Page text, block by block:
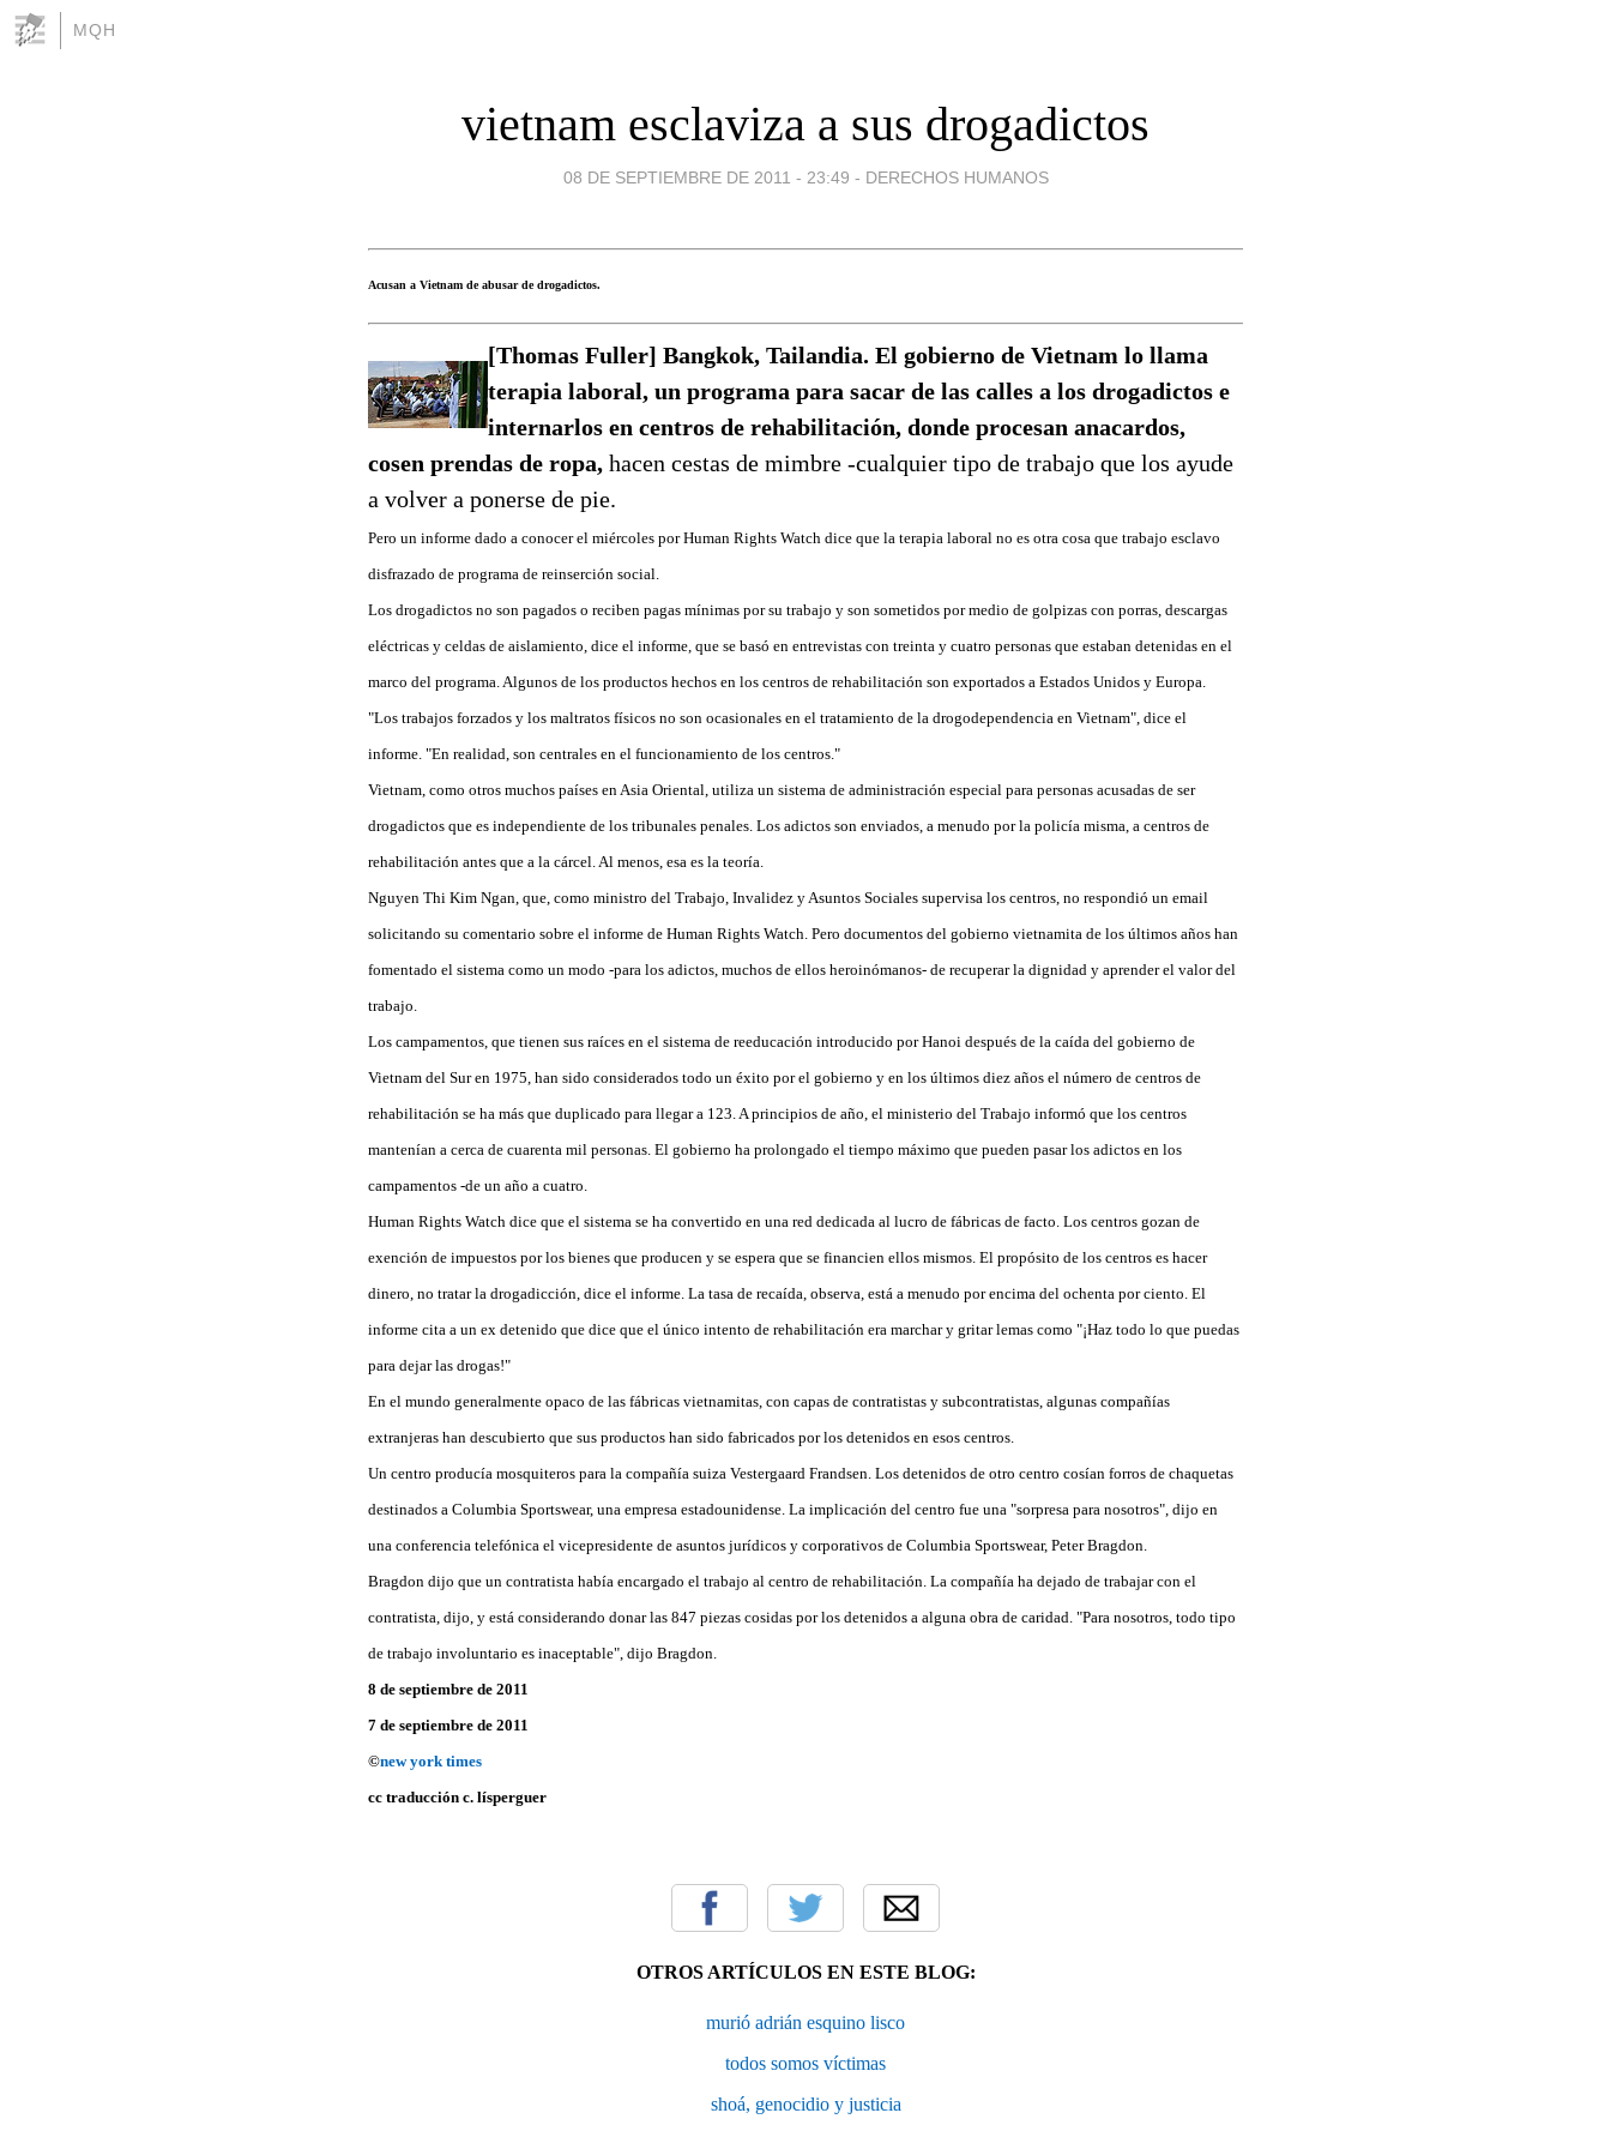
MQH
vietnam esclaviza a sus drogadictos
08 DE SEPTIEMBRE DE 2011 - 23:49 - DERECHOS HUMANOS
Acusan a Vietnam de abusar de drogadictos.
[Thomas Fuller] Bangkok, Tailandia. El gobierno de Vietnam lo llama
terapia laboral, un programa para sacar de las calles a los drogadictos e
internarlos en centros de rehabilitación, donde procesan anacardos,
cosen prendas de ropa, hacen cestas de mimbre -cualquier tipo de trabajo que los ayude
a volver a ponerse de pie.
Pero un informe dado a conocer el miércoles por Human Rights Watch dice que la terapia laboral no es otra cosa que trabajo esclavo
disfrazado de programa de reinserción social.
Los drogadictos no son pagados o reciben pagas mínimas por su trabajo y son sometidos por medio de golpizas con porras, descargas
eléctricas y celdas de aislamiento, dice el informe, que se basó en entrevistas con treinta y cuatro personas que estaban detenidas en el
marco del programa. Algunos de los productos hechos en los centros de rehabilitación son exportados a Estados Unidos y Europa.
"Los trabajos forzados y los maltratos físicos no son ocasionales en el tratamiento de la drogodependencia en Vietnam", dice el
informe. "En realidad, son centrales en el funcionamiento de los centros."
Vietnam, como otros muchos países en Asia Oriental, utiliza un sistema de administración especial para personas acusadas de ser
drogadictos que es independiente de los tribunales penales. Los adictos son enviados, a menudo por la policía misma, a centros de
rehabilitación antes que a la cárcel. Al menos, esa es la teoría.
Nguyen Thi Kim Ngan, que, como ministro del Trabajo, Invalidez y Asuntos Sociales supervisa los centros, no respondió un email
solicitando su comentario sobre el informe de Human Rights Watch. Pero documentos del gobierno vietnamita de los últimos años han
fomentado el sistema como un modo -para los adictos, muchos de ellos heroinómanos- de recuperar la dignidad y aprender el valor del
trabajo.
Los campamentos, que tienen sus raíces en el sistema de reeducación introducido por Hanoi después de la caída del gobierno de
Vietnam del Sur en 1975, han sido considerados todo un éxito por el gobierno y en los últimos diez años el número de centros de
rehabilitación se ha más que duplicado para llegar a 123. A principios de año, el ministerio del Trabajo informó que los centros
mantenían a cerca de cuarenta mil personas. El gobierno ha prolongado el tiempo máximo que pueden pasar los adictos en los
campamentos -de un año a cuatro.
Human Rights Watch dice que el sistema se ha convertido en una red dedicada al lucro de fábricas de facto. Los centros gozan de
exención de impuestos por los bienes que producen y se espera que se financien ellos mismos. El propósito de los centros es hacer
dinero, no tratar la drogadicción, dice el informe. La tasa de recaída, observa, está a menudo por encima del ochenta por ciento. El
informe cita a un ex detenido que dice que el único intento de rehabilitación era marchar y gritar lemas como "¡Haz todo lo que puedas
para dejar las drogas!"
En el mundo generalmente opaco de las fábricas vietnamitas, con capas de contratistas y subcontratistas, algunas compañías
extranjeras han descubierto que sus productos han sido fabricados por los detenidos en esos centros.
Un centro producía mosquiteros para la compañía suiza Vestergaard Frandsen. Los detenidos de otro centro cosían forros de chaquetas
destinados a Columbia Sportswear, una empresa estadounidense. La implicación del centro fue una "sorpresa para nosotros", dijo en
una conferencia telefónica el vicepresidente de asuntos jurídicos y corporativos de Columbia Sportswear, Peter Bragdon.
Bragdon dijo que un contratista había encargado el trabajo al centro de rehabilitación. La compañía ha dejado de trabajar con el
contratista, dijo, y está considerando donar las 847 piezas cosidas por los detenidos a alguna obra de caridad. "Para nosotros, todo tipo
de trabajo involuntario es inaceptable", dijo Bragdon.
8 de septiembre de 2011
7 de septiembre de 2011
©new york times
cc traducción c. lísperguer
OTROS ARTÍCULOS EN ESTE BLOG:
murió adrián esquino lisco
todos somos víctimas
shoá, genocidio y justicia